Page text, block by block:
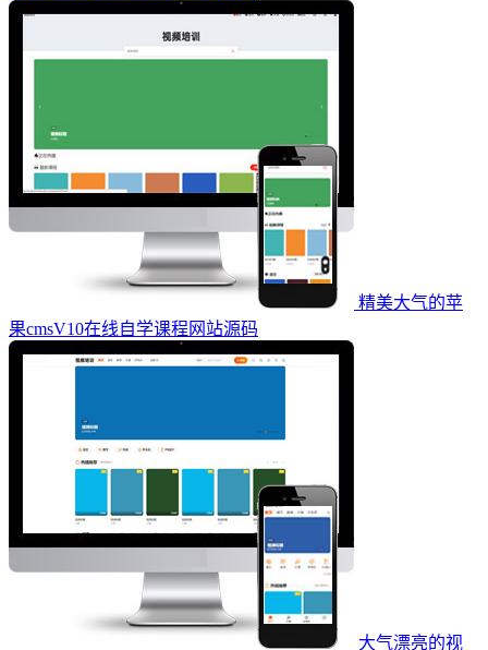
精美大气的苹
果cmsV10在线自学课程网站源码
大气漂亮的视